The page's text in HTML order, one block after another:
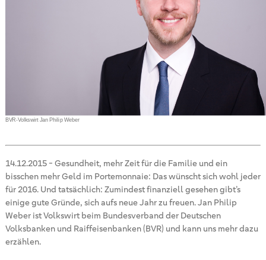
BVR-Volkswirt Jan Philip Weber
14.12.2015- Gesundheit, mehr Zeit für die Familie und ein
bisschen mehr Geld im Portemonnaie: Das wünscht sich wohl jeder
für 2016. Und tatsächlich: Zumindest finanziell gesehen gibt’s
einige gute Gründe, sich aufs neue Jahr zu freuen. Jan Philip
Weber ist Volkswirt beim Bundesverband der Deutschen
Volksbanken und Raiffeisenbanken (BVR) und kann uns mehr dazu
erzählen.